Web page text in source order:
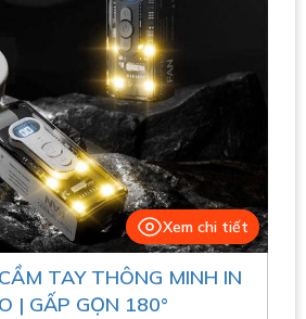
Xem chi tiết
TAY THÔNG MINH IN
| GẤP GỌN 180°